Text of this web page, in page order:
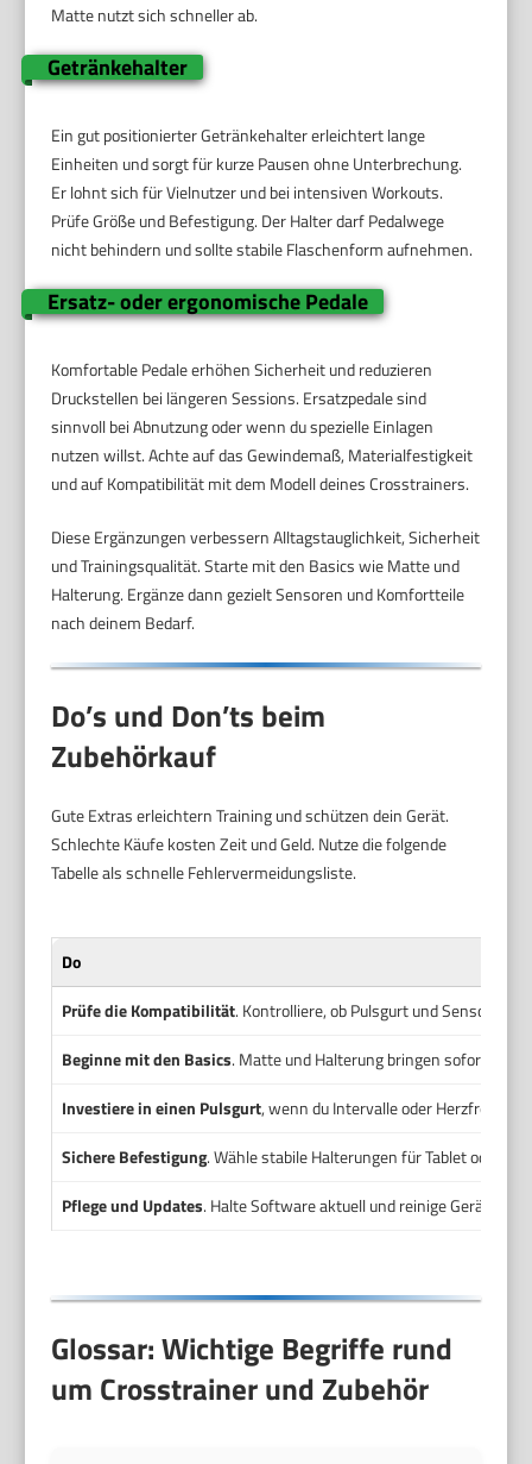
Matte nutzt sich schneller ab.
Getränkehalter
Ein gut positionierter Getränkehalter erleichtert lange
Einheiten und sorgt für kurze Pausen ohne Unterbrechung.
Er lohnt sich für Vielnutzer und bei intensiven Workouts.
Prüfe Größe und Befestigung. Der Halter darf Pedalwege
nicht behindern und sollte stabile Flaschenform aufnehmen.
Ersatz- oder ergonomische Pedale
Komfortable Pedale erhöhen Sicherheit und reduzieren
Druckstellen bei längeren Sessions. Ersatzpedale sind
sinnvoll bei Abnutzung oder wenn du spezielle Einlagen
nutzen willst. Achte auf das Gewindemaß, Materialfestigkeit
und auf Kompatibilität mit dem Modell deines Crosstrainers.
Diese Ergänzungen verbessern Alltagstauglichkeit, Sicherheit
und Trainingsqualität. Starte mit den Basics wie Matte und
Halterung. Ergänze dann gezielt Sensoren und Komfortteile
nach deinem Bedarf.
Do’s und Don’ts beim
Zubehörkauf
Gute Extras erleichtern Training und schützen dein Gerät.
Schlechte Käufe kosten Zeit und Geld. Nutze die folgende
Tabelle als schnelle Fehlervermeidungsliste.
Do
Prüfe die Kompatibilität. Kontrolliere, ob Pulsgurt und Sensoren
Beginne mit den Basics. Matte und Halterung bringen sofort
Investiere in einen Pulsgurt, wenn du Intervalle oder
Sichere Befestigung. Wähle stabile Halterungen für Tablet oder
Pflege und Updates. Halte Software aktuell und reinige Gerät
Glossar: Wichtige Begriffe rund
um Crosstrainer und Zubehör